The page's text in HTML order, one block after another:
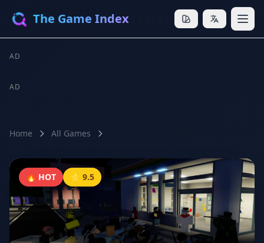
The Game Index
AD
AD
Home All Games
🔥 HOT ⭐ 9.5